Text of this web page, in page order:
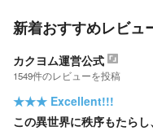
新着おすすめレビュ
カクヨム運営公式
1549件のレビューを投稿
★★★ Excellent!!!
この異世界に秩序もたら